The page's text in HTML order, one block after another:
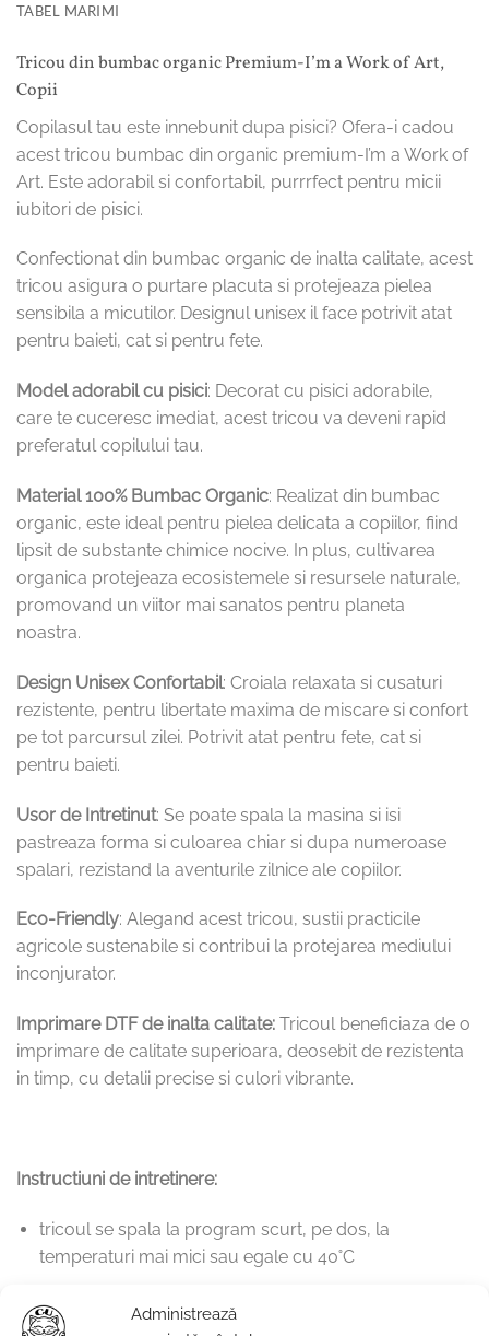
Administrează
TABEL MARIMI
Tricou din bumbac organic Premium-I’m a Work of Art,
Copii
Copilasul tau este innebunit dupa pisici? Ofera-i cadou
acest tricou bumbac din organic premium-I’m a Work of
Art. Este adorabil si confortabil, purrrfect pentru micii
iubitori de pisici.
Confectionat din bumbac organic de inalta calitate, acest
tricou asigura o purtare placuta si protejeaza pielea
sensibila a micutilor. Designul unisex il face potrivit atat
pentru baieti, cat si pentru fete.
Model adorabil cu pisici: Decorat cu pisici adorabile,
care te cuceresc imediat, acest tricou va deveni rapid
preferatul copilului tau.
Material 100% Bumbac Organic: Realizat din bumbac
organic, este ideal pentru pielea delicata a copiilor, fiind
lipsit de substante chimice nocive. In plus, cultivarea
organica protejeaza ecosistemele si resursele naturale,
promovand un viitor mai sanatos pentru planeta
noastra.
Design Unisex Confortabil: Croiala relaxata si cusaturi
rezistente, pentru libertate maxima de miscare si confort
pe tot parcursul zilei. Potrivit atat pentru fete, cat si
pentru baieti.
Usor de Intretinut: Se poate spala la masina si isi
pastreaza forma si culoarea chiar si dupa numeroase
spalari, rezistand la aventurile zilnice ale copiilor.
Eco-Friendly: Alegand acest tricou, sustii practicile
agricole sustenabile si contribui la protejarea mediului
inconjurator.
Imprimare DTF de inalta calitate: Tricoul beneficiaza de o
imprimare de calitate superioara, deosebit de rezistenta
in timp, cu detalii precise si culori vibrante.
Instructiuni de intretinere:
tricoul se spala la program scurt, pe dos, la
temperaturi mai mici sau egale cu 40˚C
acestuia poate afecta intensitatea culorilor.